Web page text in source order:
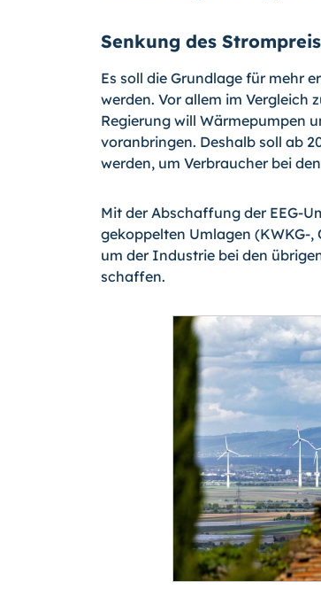
Senkung des
Es soll die Grundlage für mehr
werden. Vor allem im Vergleich
Regierung will Wärmepumpen
voranbringen. Deshalb soll ab
werden, um Verbraucher bei
Mit der Abschaffung der EEG-
gekoppelten Umlagen (KWKG-
um der Industrie bei den
schaffen.